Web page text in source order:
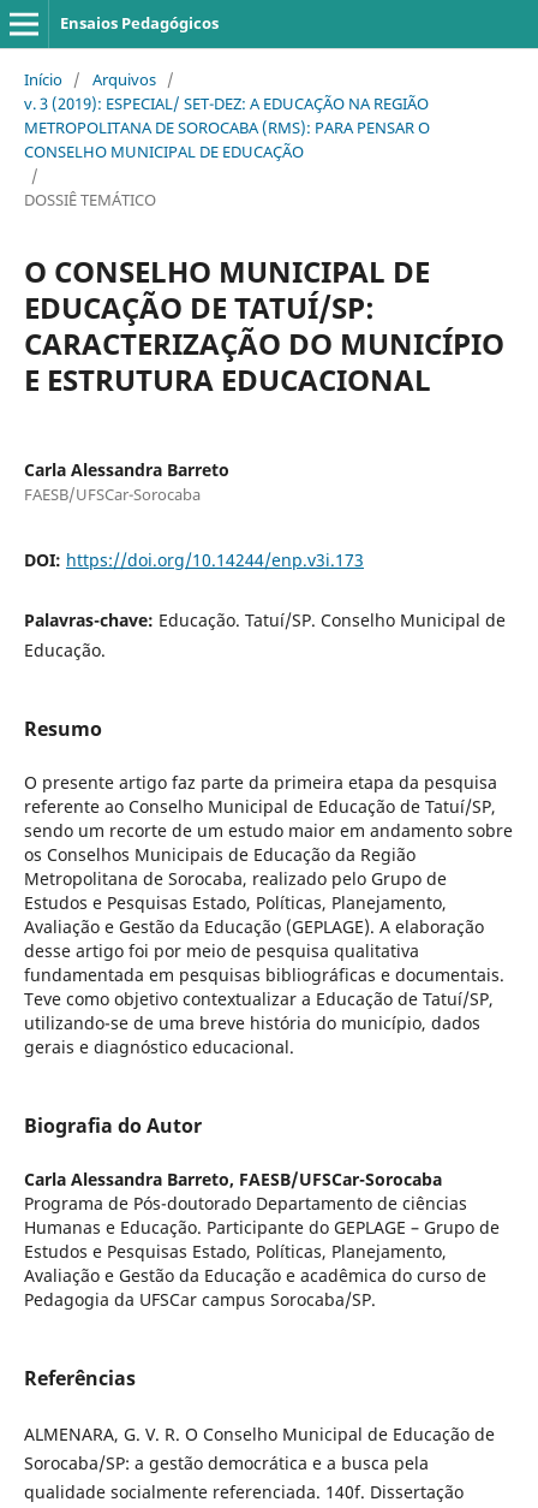
Ensaios Pedagógicos
Início / Arquivos /
v. 3 (2019): ESPECIAL/ SET-DEZ: A EDUCAÇÃO NA REGIÃO
METROPOLITANA DE SOROCABA (RMS): PARA PENSAR O
CONSELHO MUNICIPAL DE EDUCAÇÃO
/
DOSSIÊ TEMÁTICO
O CONSELHO MUNICIPAL DE
EDUCAÇÃO DE TATUÍ/SP:
CARACTERIZAÇÃO DO MUNICÍPIO
E ESTRUTURA EDUCACIONAL
Carla Alessandra Barreto
FAESB/UFSCar-Sorocaba
DOI: https://doi.org/10.14244/enp.v3i.173
Palavras-chave: Educação. Tatuí/SP. Conselho Municipal de
Educação.
Resumo
O presente artigo faz parte da primeira etapa da pesquisa
referente ao Conselho Municipal de Educação de Tatuí/SP,
sendo um recorte de um estudo maior em andamento sobre
os Conselhos Municipais de Educação da Região
Metropolitana de Sorocaba, realizado pelo Grupo de
Estudos e Pesquisas Estado, Políticas, Planejamento,
Avaliação e Gestão da Educação (GEPLAGE). A elaboração
desse artigo foi por meio de pesquisa qualitativa
fundamentada em pesquisas bibliográficas e documentais.
Teve como objetivo contextualizar a Educação de Tatuí/SP,
utilizando-se de uma breve história do município, dados
gerais e diagnóstico educacional.
Biografia do Autor
Carla Alessandra Barreto, FAESB/UFSCar-Sorocaba
Programa de Pós-doutorado Departamento de ciências
Humanas e Educação. Participante do GEPLAGE – Grupo de
Estudos e Pesquisas Estado, Políticas, Planejamento,
Avaliação e Gestão da Educação e acadêmica do curso de
Pedagogia da UFSCar campus Sorocaba/SP.
Referências
ALMENARA, G. V. R. O Conselho Municipal de Educação de
Sorocaba/SP: a gestão democrática e a busca pela
qualidade socialmente referenciada. 140f. Dissertação